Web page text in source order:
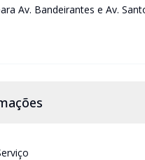
Av. Bandeirantes e Av.